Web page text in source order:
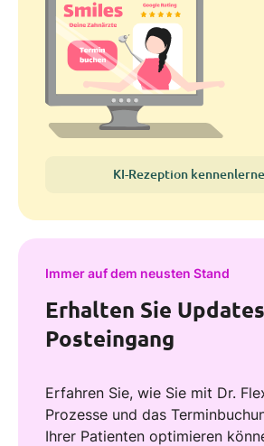
KI-Rezeption
Immer auf dem neusten Stand
Erhalten Sie
Posteingang
Erfahren Sie, wie Sie mit Dr.
Prozesse und das
Ihrer Patienten optimieren